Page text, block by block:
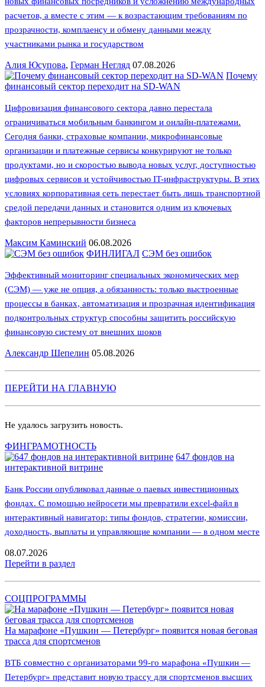
расчетов, а вместе с этим — к возрастающим требованиям по
прозрачности, комплаенсу и обмену данными между
участниками рынка и государством
Алия Юсупова, Герман Негляд 07.08.2026
Почему
финансовый сектор переходит на SD-WAN
Цифровизация финансового сектора давно перестала
ограничиваться мобильным банкингом и онлайн-платежами.
Сегодня банки, страховые компании, микрофинансовые
организации и платежные сервисы конкурируют не только
продуктами, но и скоростью вывода новых услуг, доступностью
цифровых сервисов и устойчивостью IT-инфраструктуры. В этих
условиях корпоративная сеть перестает быть лишь транспортной
средой передачи данных и становится одним из ключевых
факторов непрерывности бизнеса
Максим Каминский 06.08.2026
ФИНЛИГАЛ СЭМ без ошибок
Эффективный мониторинг специальных экономических мер
(СЭМ) — уже не опция, а обязанность: только выстроенные
процессы в банках, автоматизация и прозрачная идентификация
подконтрольных структур способны защитить российскую
финансовую систему от внешних шоков
Александр Шепелин 05.08.2026
ПЕРЕЙТИ НА ГЛАВНУЮ
Не удалось загрузить новость.
ФИНГРАМОТНОСТЬ
647 фондов на
интерактивной витрине
Банк России опубликовал данные о паевых инвестиционных
фондах. С помощью нейросети мы превратили excel-файл в
интерактивный навигатор: типы фондов, стратегии, комиссии,
доходность, выплаты и управляющие компании — в одном месте
08.07.2026
Перейти в раздел
СОЦПРОГРАММЫ
На марафоне «Пушкин — Петербург» появится новая беговая
трасса для спортсменов
ВТБ совместно с организаторами 99-го марафона «Пушкин —
Петербург» представит новую трассу для спортсменов высших